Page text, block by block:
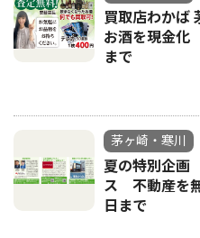
買取店わかば
お酒を現金化
まで
茅ヶ崎・寒川
夏の特別企画
ス 不動産を
日まで